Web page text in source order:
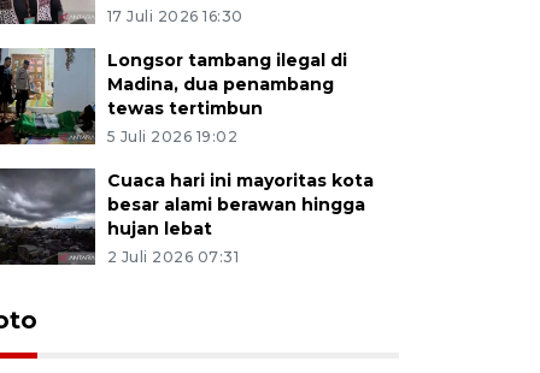
17 Juli 2026 16:30
Longsor tambang ilegal di
Madina, dua penambang
tewas tertimbun
5 Juli 2026 19:02
Cuaca hari ini mayoritas kota
besar alami berawan hingga
hujan lebat
2 Juli 2026 07:31